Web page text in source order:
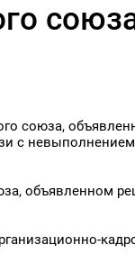
союза,
с
объявленном